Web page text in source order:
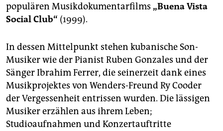
populären Musikdokumentarfilms „Buena Vista
Social Club“ (1999).
In dessen Mittelpunkt stehen kubanische Son-
Musiker wie der Pianist Ruben Gonzales und der
Sänger Ibrahim Ferrer, die seinerzeit dank eines
Musikprojektes von Wenders-Freund Ry Cooder
der Vergessenheit entrissen wurden. Die lässigen
Musiker erzählen aus ihrem Leben;
Studioaufnahmen und Konzertauftritte